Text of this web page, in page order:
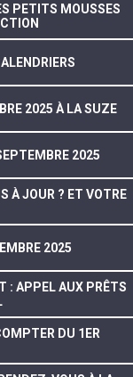
PETITS MOUSSES
2025 À LA SUZE
2025
À JOUR ? ET VOTRE
2025
: APPEL AUX PRÊTS
DU 1ER